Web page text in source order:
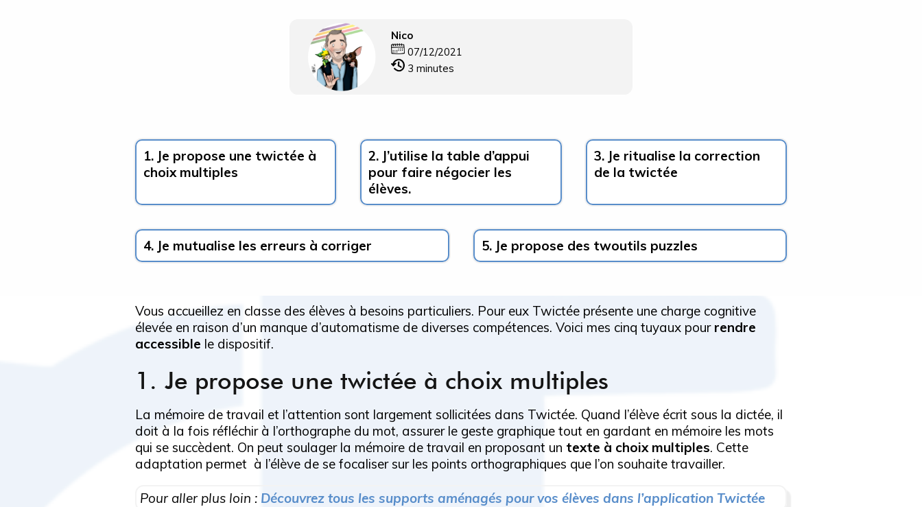
Nico
07/12/2021
3 minutes
1. Je propose une twictée à
choix multiples
2. J’utilise la table d’appui
pour faire négocier les
élèves.
3. Je ritualise la correction
de la twictée
4. Je mutualise les erreurs à corriger 5. Je propose des twoutils puzzles
Vous accueillez en classe des élèves à besoins particuliers. Pour eux Twictée présente une charge cognitive
élevée en raison d’un manque d’automatisme de diverses compétences. Voici mes cinq tuyaux pour rendre
accessible le dispositif.
1. Je propose une twictée à choix multiples
La mémoire de travail et l’attention sont largement sollicitées dans Twictée. Quand l’élève écrit sous la dictée, il
doit à la fois réfléchir à l’orthographe du mot, assurer le geste graphique tout en gardant en mémoire les mots
qui se succèdent. On peut soulager la mémoire de travail en proposant un texte à choix multiples. Cette
adaptation permet à l’élève de se focaliser sur les points orthographiques que l’on souhaite travailler.
Pour aller plus loin : Découvrez tous les supports aménagés pour vos élèves dans l’application Twictée